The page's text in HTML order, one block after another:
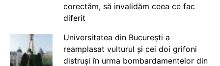
corectăm, să invalidăm ceea ce fac
diferit
Universitatea din București a
reamplasat vulturul și cei doi grifoni
distruși în urma bombardamentelor din